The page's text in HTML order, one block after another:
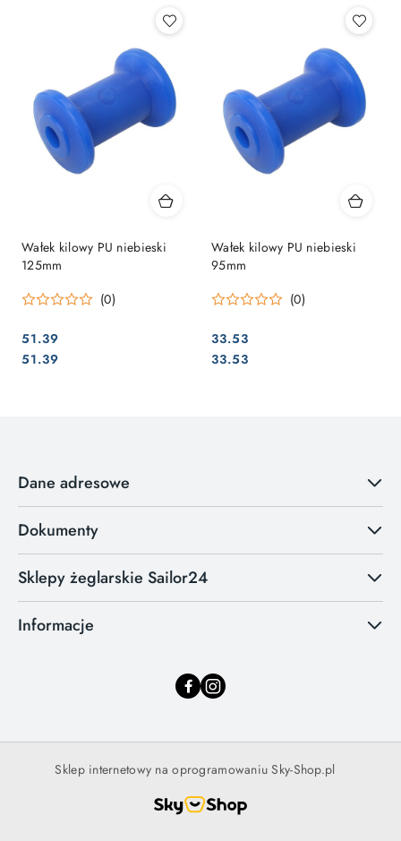
Wałek kilowy PU niebieski
125mm
(0)
Cena:
51.39
Cena:
51.39
Wałek kilowy PU niebieski
95mm
(0)
Cena:
33.53
Cena:
33.53
Dane adresowe
Dokumenty
Sklepy żeglarskie Sailor24
Informacje
Sklep internetowy na oprogramowaniu Sky-Shop.pl